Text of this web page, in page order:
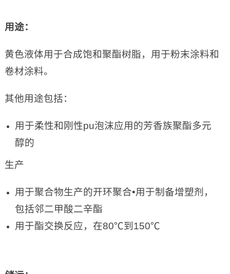
用途：
黄色液体用于合成饱和聚酯树脂，用于粉末涂料和
卷材涂料。
其他用途包括：
用于柔性和刚性pu泡沫应用的芳香族聚酯多元
醇的
生产
用于聚合物生产的开环聚合•用于制备增塑剂，
包括邻二甲酸二辛酯
用于酯交换反应，在80℃到150℃